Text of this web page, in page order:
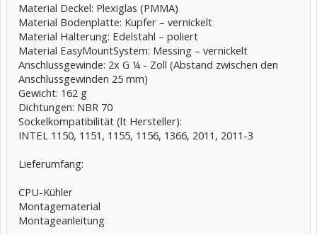
Material Deckel: Plexiglas (PMMA)
Material Bodenplatte: Kupfer – vernickelt
Material Halterung: Edelstahl – poliert
Material EasyMountSystem: Messing – vernickelt
Anschlussgewinde: 2x G ¼ - Zoll (Abstand zwischen den
Anschlussgewinden 25 mm)
Gewicht: 162 g
Dichtungen: NBR 70
Sockelkompatibilität (lt Hersteller):
INTEL 1150, 1151, 1155, 1156, 1366, 2011, 2011-3
Lieferumfang:
CPU-Kühler
Montagematerial
Montageanleitung